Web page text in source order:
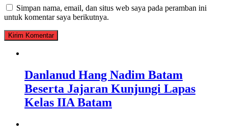
Simpan nama, email, dan situs web saya pada peramban ini
untuk komentar saya berikutnya.
Danlanud Hang Nadim Batam
Beserta Jajaran Kunjungi Lapas
Kelas IIA Batam